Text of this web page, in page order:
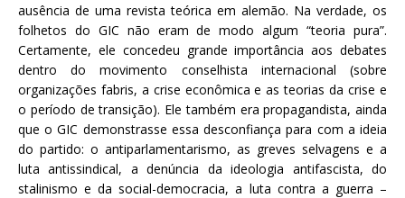
ausência de uma revista teórica em alemão. Na verdade, os
folhetos do GIC não eram de modo algum “teoria pura”.
Certamente, ele concedeu grande importância aos debates
dentro do movimento conselhista internacional (sobre
organizações fabris, a crise econômica e as teorias da crise e
o período de transição). Ele também era propagandista, ainda
que o GIC demonstrasse essa desconfiança para com a ideia
do partido: o antiparlamentarismo, as greves selvagens e a
luta antissindical, a denúncia da ideologia antifascista, do
stalinismo e da social-democracia, a luta contra a guerra –